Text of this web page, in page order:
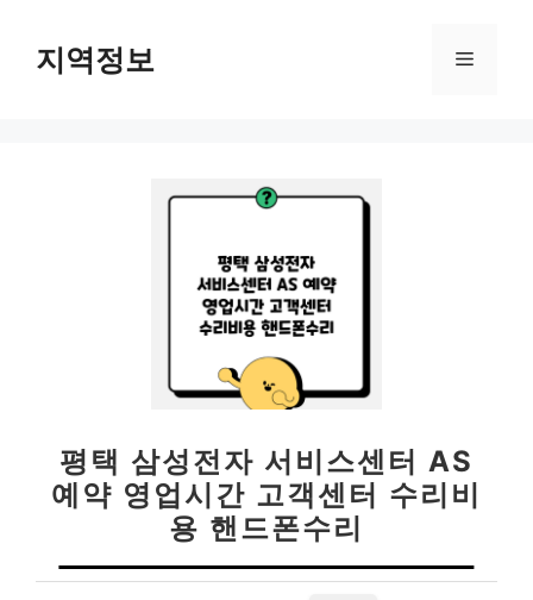
지역정보 메
평택 삼성전자 서비스센터 AS
예약 영업시간 고객센터 수리비
용 핸드폰수리